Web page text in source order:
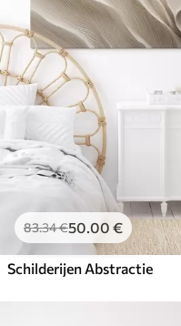
83.34€50.00 €
Schilderijen Abstractie